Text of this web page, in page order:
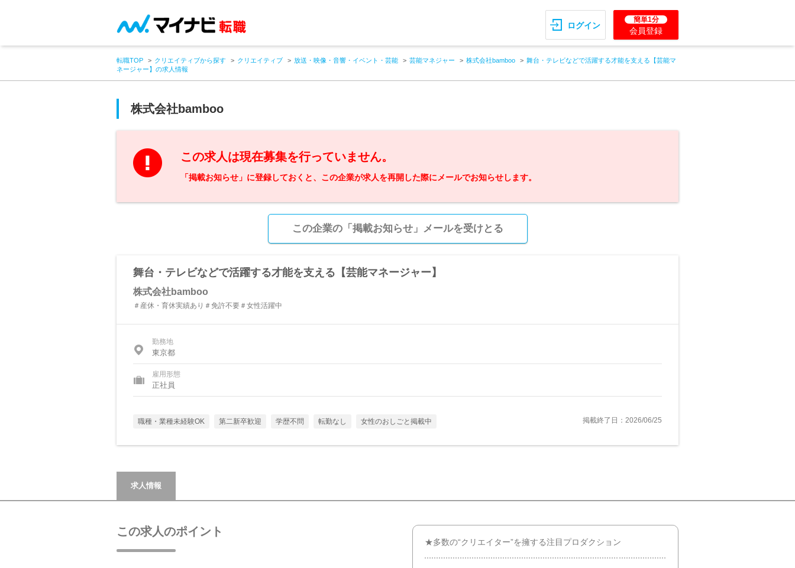
ログイン
簡単1分
会員登録
転職TOP クリエイティブから探す クリエイティブ 放送・映像・音響・イベント・芸能 芸能マネジャー 株式会社bamboo
舞台・テレビなどで活躍する才能を支える【芸能マ
ネージャー】の求人情報
株式会社bamboo
この求人は現在募集を行っていません。
「掲載お知らせ」に登録しておくと、この企業が求人を再開した際にメールでお知らせします。
この企業の「掲載お知らせ」メールを受けとる
舞台・テレビなどで活躍する才能を支える【芸能マネージャー】
株式会社bamboo
＃産休・育休実績あり＃免許不要＃女性活躍中
勤務地
東京都
雇用形態
正社員
職種・業種未経験OK 第二新卒歓迎 学歴不問 転勤なし 女性のおしごと掲載中 掲載終了日：2026/06/25
求人情報
この求人のポイント
★多数の“クリエイター”を擁する注目プロダクション